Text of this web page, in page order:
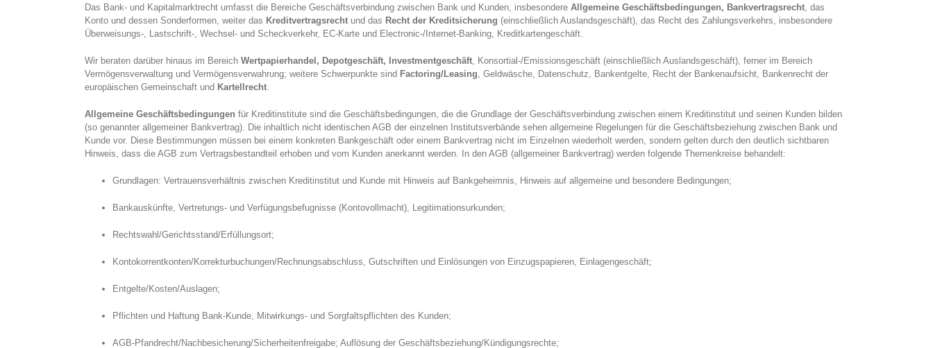
Das Bank- und Kapitalmarktrecht umfasst die Bereiche Geschäftsverbindung zwischen Bank und Kunden, insbesondere Allgemeine Geschäftsbedingungen, Bankvertragsrecht, das
Konto und dessen Sonderformen, weiter das Kreditvertragsrecht und das Recht der Kreditsicherung (einschließlich Auslandsgeschäft), das Recht des Zahlungsverkehrs, insbesondere
Überweisungs-, Lastschrift-, Wechsel- und Scheckverkehr, EC-Karte und Electronic-/Internet-Banking, Kreditkartengeschäft.
Wir beraten darüber hinaus im Bereich Wertpapierhandel, Depotgeschäft, Investmentgeschäft, Konsortial-/Emissionsgeschäft (einschließlich Auslandsgeschäft), ferner im Bereich
Vermögensverwaltung und Vermögensverwahrung; weitere Schwerpunkte sind Factoring/Leasing, Geldwäsche, Datenschutz, Bankentgelte, Recht der Bankenaufsicht, Bankenrecht der
europäischen Gemeinschaft und Kartellrecht.
Allgemeine Geschäftsbedingungen für Kreditinstitute sind die Geschäftsbedingungen, die die Grundlage der Geschäftsverbindung zwischen einem Kreditinstitut und seinen Kunden bilden
(so genannter allgemeiner Bankvertrag). Die inhaltlich nicht identischen AGB der einzelnen Institutsverbände sehen allgemeine Regelungen für die Geschäftsbeziehung zwischen Bank und
Kunde vor. Diese Bestimmungen müssen bei einem konkreten Bankgeschäft oder einem Bankvertrag nicht im Einzelnen wiederholt werden, sondern gelten durch den deutlich sichtbaren
Hinweis, dass die AGB zum Vertragsbestandteil erhoben und vom Kunden anerkannt werden. In den AGB (allgemeiner Bankvertrag) werden folgende Themenkreise behandelt:
Grundlagen: Vertrauensverhältnis zwischen Kreditinstitut und Kunde mit Hinweis auf Bankgeheimnis, Hinweis auf allgemeine und besondere Bedingungen;
Bankauskünfte, Vertretungs- und Verfügungsbefugnisse (Kontovollmacht), Legitimationsurkunden;
Rechtswahl/Gerichtsstand/Erfüllungsort;
Kontokorrentkonten/Korrekturbuchungen/Rechnungsabschluss, Gutschriften und Einlösungen von Einzugspapieren, Einlagengeschäft;
Entgelte/Kosten/Auslagen;
Pflichten und Haftung Bank-Kunde, Mitwirkungs- und Sorgfaltspflichten des Kunden;
AGB-Pfandrecht/Nachbesicherung/Sicherheitenfreigabe; Auflösung der Geschäftsbeziehung/Kündigungsrechte;